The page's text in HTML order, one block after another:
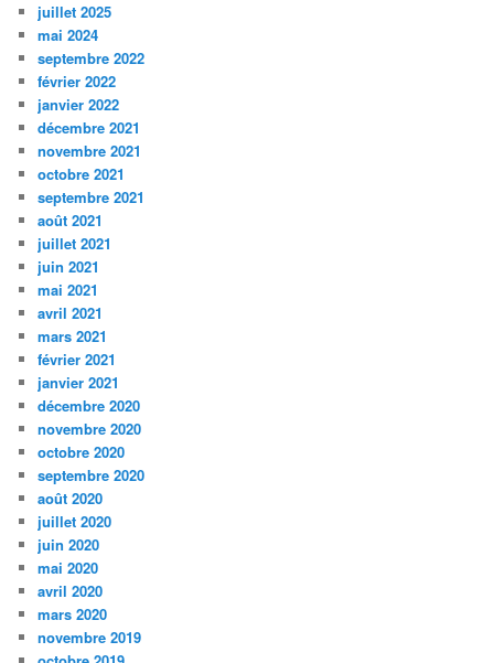
juillet 2025
mai 2024
septembre 2022
février 2022
janvier 2022
décembre 2021
novembre 2021
octobre 2021
septembre 2021
août 2021
juillet 2021
juin 2021
mai 2021
avril 2021
mars 2021
février 2021
janvier 2021
décembre 2020
novembre 2020
octobre 2020
septembre 2020
août 2020
juillet 2020
juin 2020
mai 2020
avril 2020
mars 2020
novembre 2019